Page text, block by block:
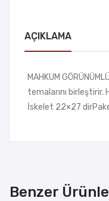
AÇIKLAMA
MAHKUM
temalarını
İskelet 22×27
Benzer